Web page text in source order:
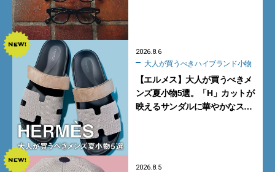
2026.8.6
大人が買うべきハイブランド小物
【エルメス】大人が買うべきメ
ンズ夏小物5選。「H」カットが
映えるサンダルに華やかなス
2026.8.5